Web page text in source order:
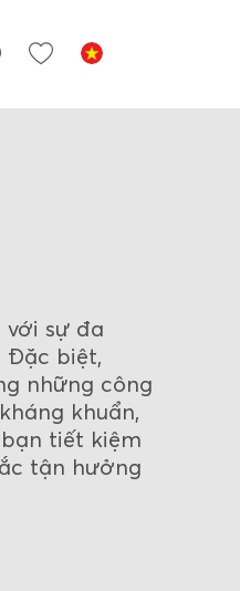
sự đa
Đặc biệt,
những công
khuẩn,
tiết kiệm
tận hưởng